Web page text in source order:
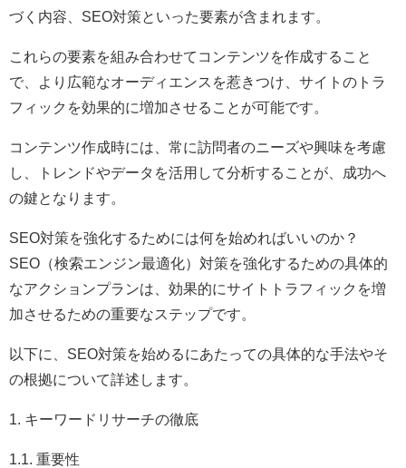
づく内容、SEO対策といった要素が含まれます。
これらの要素を組み合わせてコンテンツを作成すること
で、より広範なオーディエンスを惹きつけ、サイトのトラ
フィックを効果的に増加させることが可能です。
コンテンツ作成時には、常に訪問者のニーズや興味を考慮
し、トレンドやデータを活用して分析することが、成功へ
の鍵となります。
SEO対策を強化するためには何を始めればいいのか？
SEO（検索エンジン最適化）対策を強化するための具体的
なアクションプランは、効果的にサイトトラフィックを増
加させるための重要なステップです。
以下に、SEO対策を始めるにあたっての具体的な手法やそ
の根拠について詳述します。
1. キーワードリサーチの徹底
1.1. 重要性